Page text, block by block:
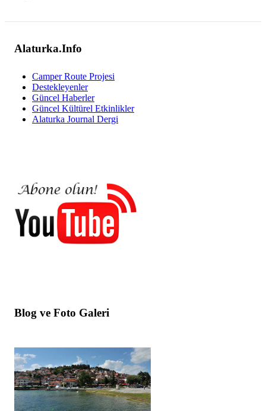
Alaturka.Info
Camper Route Projesi
Destekleyenler
Güncel Haberler
Güncel Kültürel Etkinlikler
Alaturka Journal Dergi
Blog ve Foto Galeri